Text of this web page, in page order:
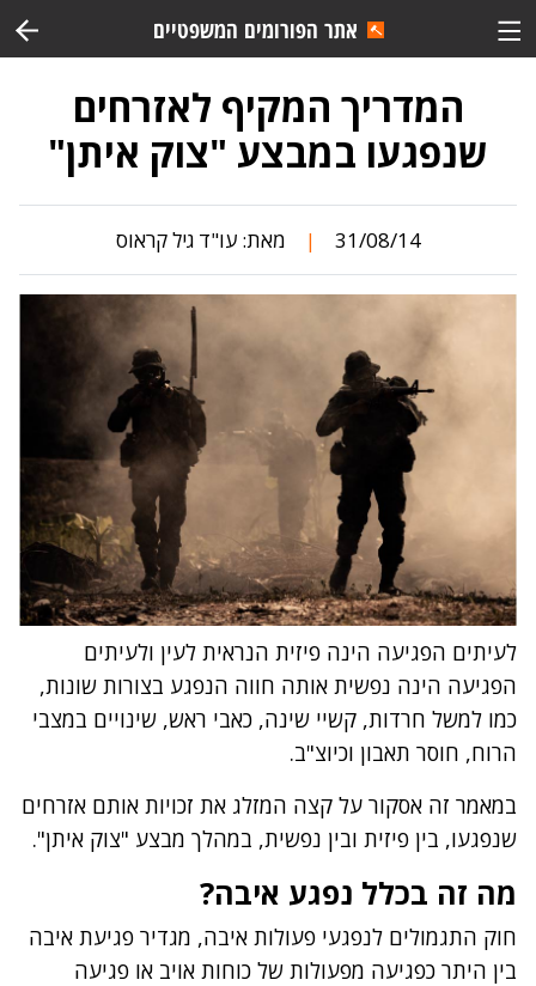
אתר הפורומים המשפטיים
המדריך המקיף לאזרחים
שנפגעו במבצע "צוק איתן"
31/08/14
| מאת:עו"ד גיל קראוס
לעיתים הפגיעה הינה פיזית הנראית לעין ולעיתים
הפגיעה הינה נפשית אותה חווה הנפגע בצורות שונות,
כמו למשל חרדות, קשיי שינה, כאבי ראש, שינויים במצבי
הרוח, חוסר תאבון וכיוצ"ב.
במאמר זה אסקור על קצה המזלג את זכויות אותם אזרחים
שנפגעו, בין פיזית ובין נפשית, במהלך מבצע "צוק איתן".
מה זה בכלל נפגע איבה?
חוק התגמולים לנפגעי פעולות איבה, מגדיר פגיעת איבה
בין היתר כפגיעה מפעולות של כוחות אויב או פגיעה